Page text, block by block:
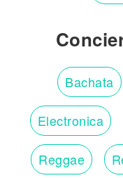
Bachata
Electronica
Reggae